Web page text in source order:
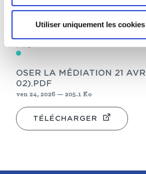
Utiliser uniquement les
File
OSER LA MÉDIATION 21
02).PDF
ven 24, 2026 — 205.1 Ko
TÉLÉCHARGER